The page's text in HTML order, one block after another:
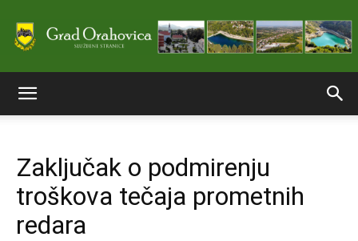
stranice
Zaključak o podmirenju
troškova tečaja prometnih
redara